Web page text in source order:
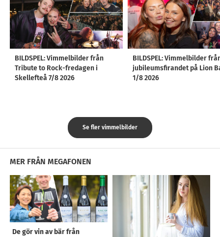
BILDSPEL: Vimmelbilder från
Tribute to Rock-fredagen i
Skellefteå 7/8 2026
BILDSPEL: Vimmelbilder
jubileumsfirandet på Lion
1/8 2026
Se fler vimmelbilder
MER FRÅN MEGAFONEN
De gör vin av bär från